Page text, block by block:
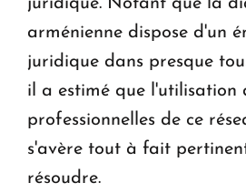
arménienne dispose d'un
juridique dans presque
il a estimé que l'utilisation
professionnelles de ce
s'avère tout à fait
résoudre.